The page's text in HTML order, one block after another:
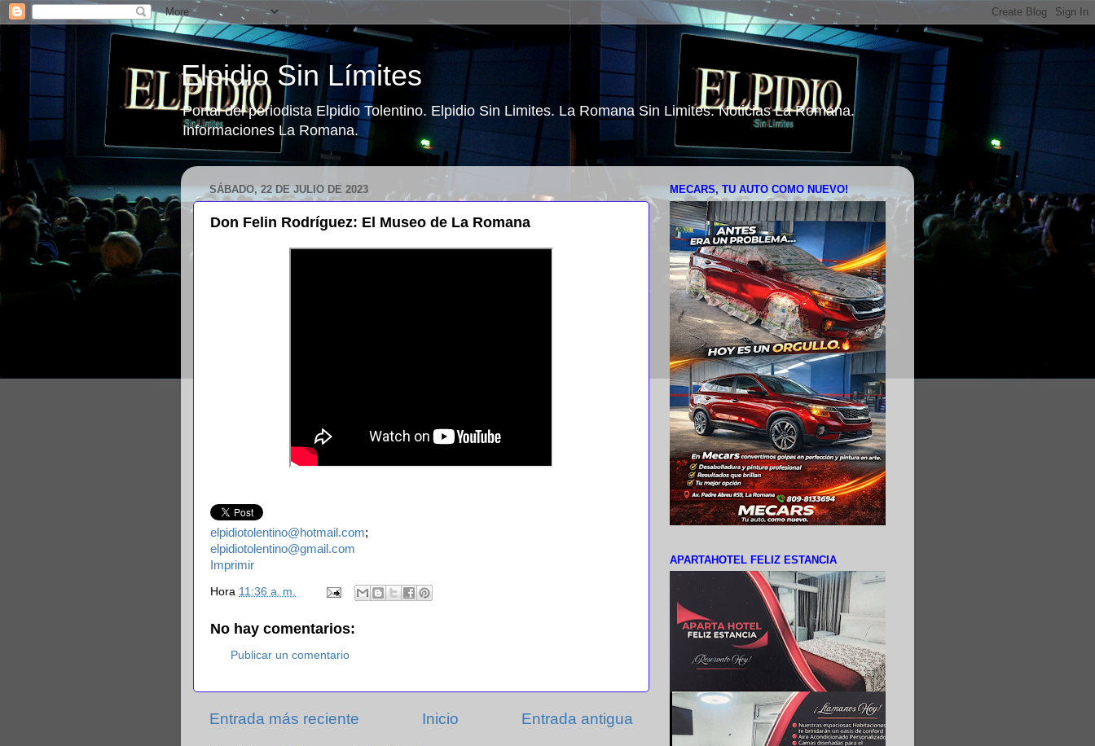
Elpidio Sin Límites
Portal del periodista Elpidio Tolentino. Elpidio Sin Limites. La Romana Sin Limites. Noticias La Romana.
Informaciones La Romana.
SÁBADO, 22 DE JULIO DE 2023
Don Felin Rodríguez: El Museo de La Romana
elpidiotolentino@hotmail.com;
elpidiotolentino@gmail.com
Imprimir
Hora 11:36 a. m.
No hay comentarios:
Publicar un comentario
Entrada más reciente Entrada antigua
Inicio
MECARS, TU AUTO COMO NUEVO!
APARTAHOTEL FELIZ ESTANCIA